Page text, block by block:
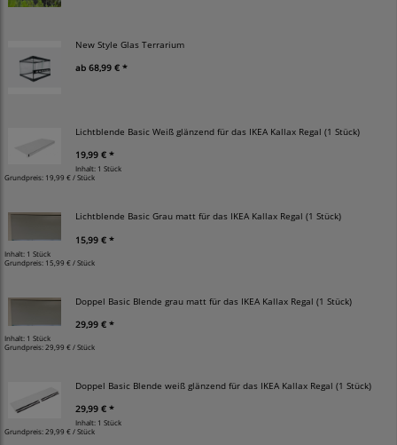
New Style Glas Terrarium
ab 68,99 € *
Lichtblende Basic Weiß glänzend für das IKEA Kallax Regal (1 Stück)
19,99 € *
Inhalt: 1 Stück
Grundpreis: 19,99 € / Stück
Lichtblende Basic Grau matt für das IKEA Kallax Regal (1 Stück)
15,99 € *
Inhalt: 1 Stück
Grundpreis: 15,99 € / Stück
Doppel Basic Blende grau matt für das IKEA Kallax Regal (1 Stück)
29,99 € *
Inhalt: 1 Stück
Grundpreis: 29,99 € / Stück
Doppel Basic Blende weiß glänzend für das IKEA Kallax Regal (1 Stück)
29,99 € *
Inhalt: 1 Stück
Grundpreis:29,99 € / Stück